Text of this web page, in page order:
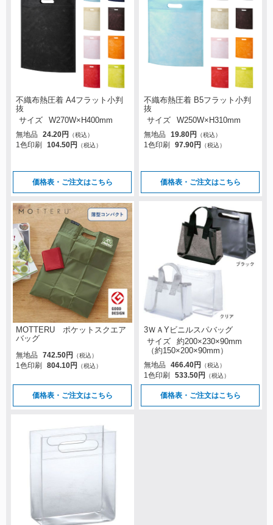
不織布熱圧着 A4フラット小判
抜
サイズ
W270W×H400mm
無地品
24.20円 （税込）
1色印刷 104.50円 （税込）
価格表・ご注文はこちら
不織布熱圧着 B5フラット小判
抜
サイズ
W250W×H310mm
無地品
19.80円 （税込）
1色印刷 97.90円 （税込）
価格表・ご注文はこちら
MOTTERU ポケットスクエア
バッグ
無地品 742.50円 （税込）
1色印刷 804.10円 （税込）
価格表・ご注文はこちら
3ＷＡYビニルスパバッグ
サイズ
約200×230×90mm
（約150×200×90mm）
無地品
466.40円 （税込）
1色印刷 533.50円 （税込）
価格表・ご注文はこちら